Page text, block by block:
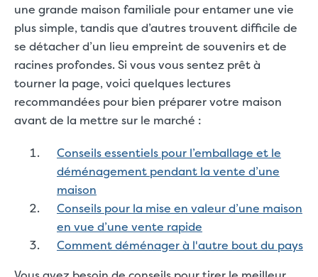
une grande maison familiale pour entamer une vie
plus simple, tandis que d’autres trouvent difficile de
se détacher d’un lieu empreint de souvenirs et de
racines profondes. Si vous vous sentez prêt à
tourner la page, voici quelques lectures
recommandées pour bien préparer votre maison
avant de la mettre sur le marché :
Conseils essentiels pour l’emballage et le
déménagement pendant la vente d’une
maison
Conseils pour la mise en valeur d’une maison
en vue d’une vente rapide
Comment déménager à l'autre bout du pays